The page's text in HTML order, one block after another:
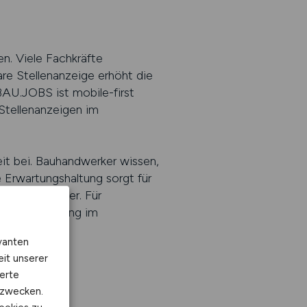
Viele Fachkräfte
Stellenanzeige erhöht die
ist mobile-first
im
bei. Bauhandwerker wissen,
sorgt für
Bewerber. Für
Positionierung im
unserer